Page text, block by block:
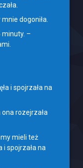
dogoniła.
minuty. –
i spojrzała na
rozejrzała
mieli też
i spojrzała na